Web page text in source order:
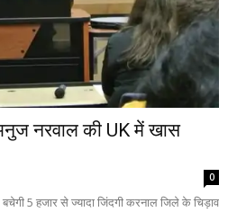
नरवाल की UK में खास
0
5 हजार से ज्यादा जिंदगी करनाल जिले के चिड़ाव